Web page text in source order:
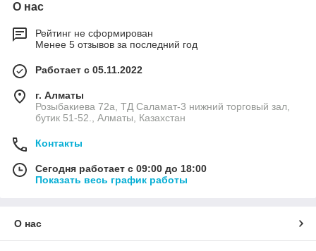
О нас
Рейтинг не сформирован
Менее 5 отзывов за последний год
Работает с 05.11.2022
г. Алматы
Розыбакиева 72а, ТД Саламат-3 нижний торговый зал,
бутик 51-52., Алматы, Казахстан
Контакты
Сегодня работает с 09:00 до 18:00
Показать весь график работы
О нас